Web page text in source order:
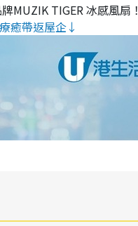
MUZIK TIGER 冰感風扇！
癒帶返屋企↓